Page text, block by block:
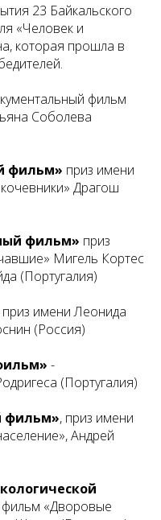
23 Байкальского
«Человек и
которая прошла в
фильм
Соболева
фильм» приз имени
Драгош
фильм» приз
Мигель Кортес
(Португалия)
приз имени Леонида
(Россия)
-
(Португалия)
фильм», приз имени
Андрей
«Дворовые